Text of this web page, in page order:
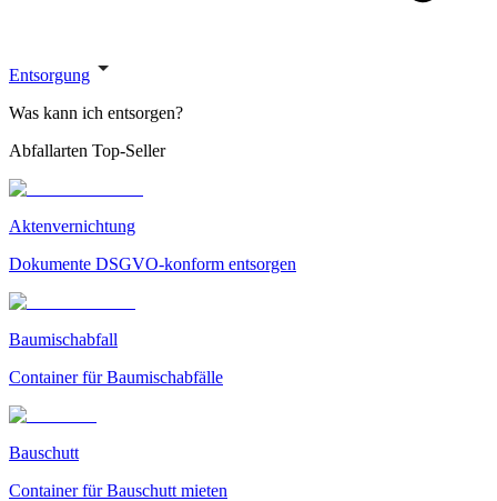
Entsorgung
Was kann ich entsorgen?
Abfallarten Top-Seller
Aktenvernichtung
Dokumente DSGVO-konform entsorgen
Baumischabfall
Container für Baumischabfälle
Bauschutt
Container für Bauschutt mieten